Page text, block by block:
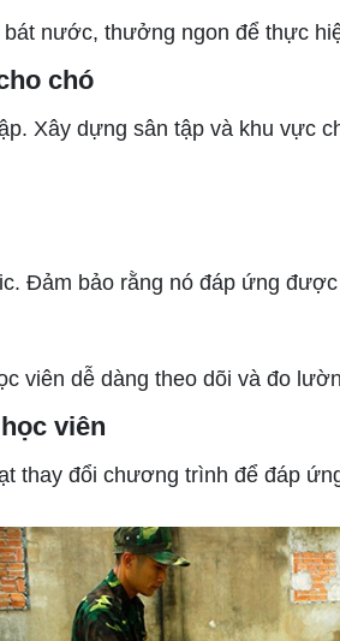
nước, thưởng ngon để thực
chó
Xây dựng sân tập và khu vực
bảo rằng nó đáp ứng được
viên dễ dàng theo dõi và đo
viên
đổi chương trình để đáp